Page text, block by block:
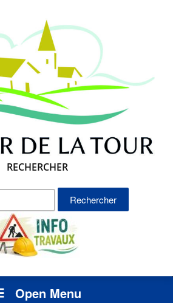
RECHERCHER
Rechercher :
Open Menu